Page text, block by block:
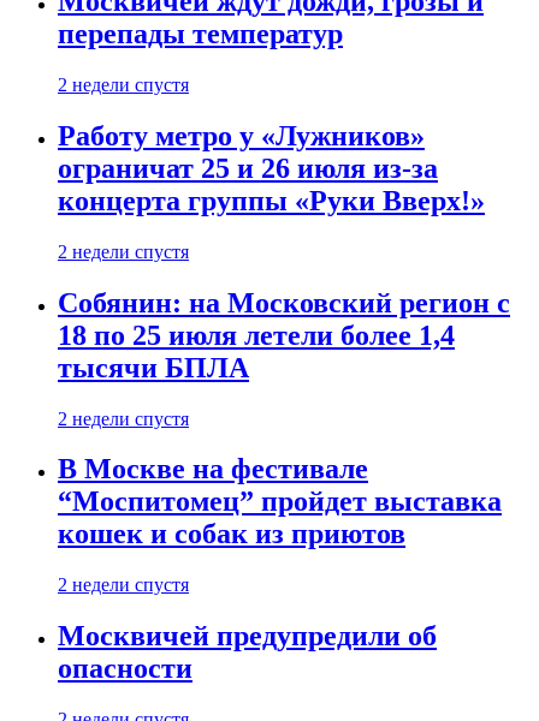
перепады температур
2 недели спустя
Работу метро у «Лужников»
ограничат 25 и 26 июля из-за
концерта группы «Руки Вверх!»
2 недели спустя
Собянин: на Московский регион с
18 по 25 июля летели более 1,4
тысячи БПЛА
2 недели спустя
В Москве на фестивале
“Моспитомец” пройдет выставка
кошек и собак из приютов
2 недели спустя
Москвичей предупредили об
опасности